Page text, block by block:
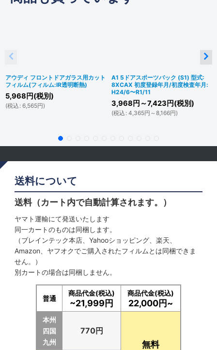
アウディ フロントドアガラス用カット
フィルム(フィルム:IR透明断熱)
5,968 円(税別)
(税込 : 6,565円)
A1 5ドアスポーツバック (S1) 型式:
8XCAX 初度登録年月/初度検査年月:
H24/6〜R1/11
3,968 円 ～7,423 円(税別)
(税込 : 4,365円 ～8,166円)
送料について
送料（カート内で自動計算されます。）
ヤマト運輸にて発送いたします
同一カートのものは同梱します。
（ブレインテック本店、Yahooショッピング、楽天、
Amazon、ヤフオクでご購入されたフィルムとは同梱できま
せん。）
別カートの場合は同梱しません。
普通
商品代金(税込)
~21,999円
商品代金(税込)
22,000円~
本州
四国
九州
770円
無料